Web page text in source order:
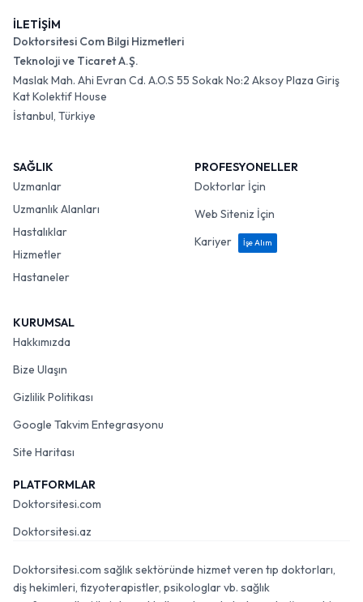
İLETİŞİM
Doktorsitesi Com Bilgi Hizmetleri
Teknoloji ve Ticaret A.Ş.
Maslak Mah. Ahi Evran Cd. A.O.S 55 Sokak No:2 Aksoy Plaza Giriş
Kat Kolektif House
İstanbul, Türkiye
SAĞLIK
Uzmanlar
Uzmanlık Alanları
Hastalıklar
Hizmetler
Hastaneler
PROFESYONELLER
Doktorlar İçin
Web Siteniz İçin
Kariyer
İşe Alım
KURUMSAL
Hakkımızda
Bize Ulaşın
Gizlilik Politikası
Google Takvim Entegrasyonu
Site Haritası
PLATFORMLAR
Doktorsitesi.com
Doktorsitesi.az
Doktorsitesi.com sağlık sektöründe hizmet veren tıp doktorları,
diş hekimleri, fizyoterapistler, psikologlar vb. sağlık